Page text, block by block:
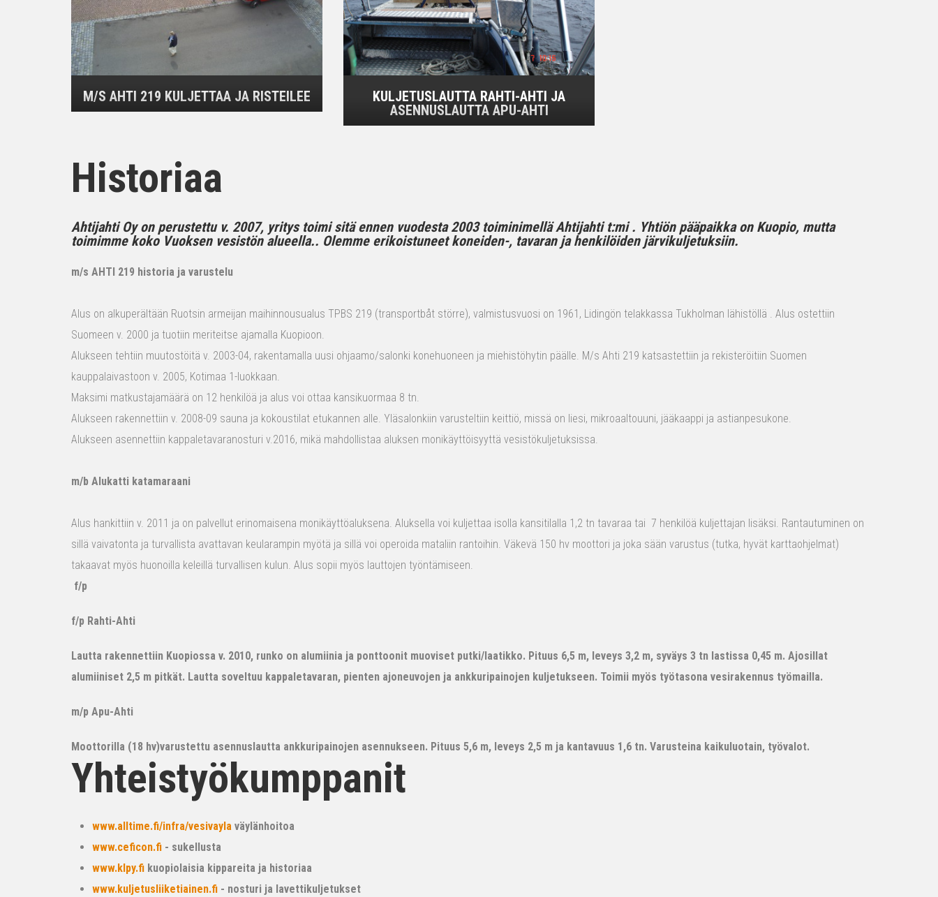
M/S AHTI 219 KULJETTAA JA RISTEILEE
KULJETUSLAUTTA RAHTI-AHTI JA
ASENNUSLAUTTA APU-AHTI
Historiaa
Ahtijahti Oy on perustettu v. 2007, yritys toimi sitä ennen vuodesta 2003 toiminimellä Ahtijahti t:mi . Yhtiön pääpaikka on Kuopio, mutta
toimimme koko Vuoksen vesistön alueella.. Olemme erikoistuneet koneiden-, tavaran ja henkilöiden järvikuljetuksiin.
m/s AHTI 219 historia ja varustelu
Alus on alkuperältään Ruotsin armeijan maihinnousualus TPBS 219 (transportbåt större), valmistusvuosi on 1961, Lidingön telakkassa Tukholman lähistöllä . Alus ostettiin
Suomeen v. 2000 ja tuotiin meriteitse ajamalla Kuopioon.
Alukseen tehtiin muutostöitä v. 2003-04, rakentamalla uusi ohjaamo/salonki konehuoneen ja miehistöhytin päälle. M/s Ahti 219 katsastettiin ja rekisteröitiin Suomen
kauppalaivastoon v. 2005, Kotimaa 1-luokkaan.
Maksimi matkustajamäärä on 12 henkilöä ja alus voi ottaa kansikuormaa 8 tn.
Alukseen rakennettiin v. 2008-09 sauna ja kokoustilat etukannen alle. Yläsalonkiin varusteltiin keittiö, missä on liesi, mikroaaltouuni, jääkaappi ja astianpesukone.
Alukseen asennettiin kappaletavaranosturi v.2016, mikä mahdollistaa aluksen monikäyttöisyyttä vesistökuljetuksissa.
m/b Alukatti katamaraani
Alus hankittiin v. 2011 ja on palvellut erinomaisena monikäyttöaluksena. Aluksella voi kuljettaa isolla kansitilalla 1,2 tn tavaraa tai 7 henkilöä kuljettajan lisäksi. Rantautuminen on
sillä vaivatonta ja turvallista avattavan keularampin myötä ja sillä voi operoida mataliin rantoihin. Väkevä 150 hv moottori ja joka sään varustus (tutka, hyvät karttaohjelmat)
takaavat myös huonoilla keleillä turvallisen kulun. Alus sopii myös lauttojen työntämiseen.
f/p
f/p Rahti-Ahti
Lautta rakennettiin Kuopiossa v. 2010, runko on alumiinia ja ponttoonit muoviset putki/laatikko. Pituus 6,5 m, leveys 3,2 m, syväys 3 tn lastissa 0,45 m. Ajosillat
alumiiniset 2,5 m pitkät. Lautta soveltuu kappaletavaran, pienten ajoneuvojen ja ankkuripainojen kuljetukseen. Toimii myös työtasona vesirakennus työmailla.
m/p Apu-Ahti
Moottorilla (18 hv)varustettu asennuslautta ankkuripainojen asennukseen. Pituus 5,6 m, leveys 2,5 m ja kantavuus 1,6 tn. Varusteina kaikuluotain, työvalot.
Yhteistyökumppanit
www.alltime.fi/infra/vesivayla väylänhoitoa
www.ceficon.fi - sukellusta
www.klpy.fi kuopiolaisia kippareita ja historiaa
www.kuljetusliiketiainen.fi - nosturi ja lavettikuljetukset